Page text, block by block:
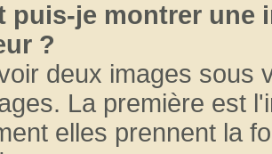
puis-je montrer une
?
deux images sous
La première est
elles prennent la